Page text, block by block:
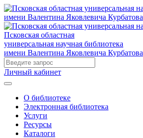
Псковская областная
универсальная научная библиотека
имени Валентина Яковлевича Курбатова
Личный кабинет
О библиотеке
Электронная библиотека
Услуги
Ресурсы
Каталоги